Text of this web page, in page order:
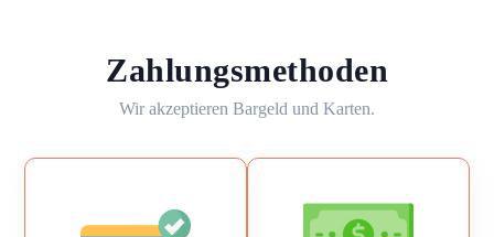
Zahlungsmethoden
Wir akzeptieren Bargeld und Karten.